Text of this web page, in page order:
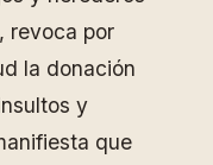
revoca por
la donación
y
que